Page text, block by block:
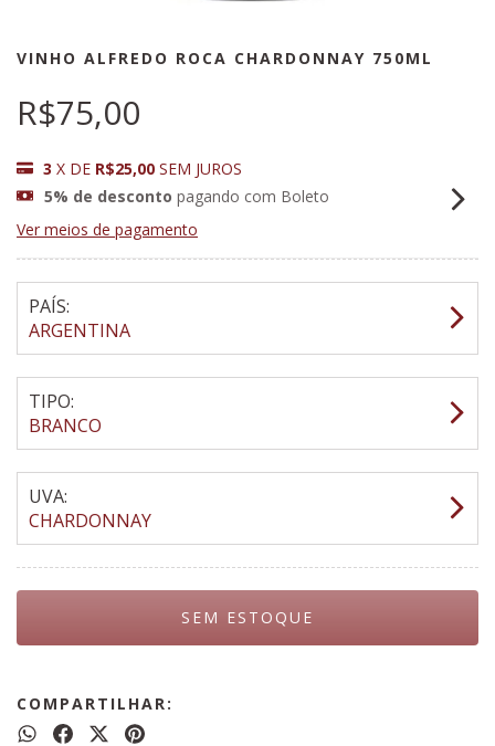
VINHO ALFREDO ROCA CHARDONNAY 750ML
R$75,00
3 X DE R$25,00 SEM JUROS
5% de desconto pagando com Boleto
Ver meios de pagamento
PAÍS:
ARGENTINA
TIPO:
BRANCO
UVA:
CHARDONNAY
COMPARTILHAR: